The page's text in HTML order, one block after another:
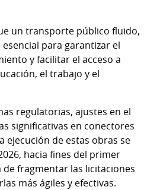
un transporte público fluido,
para garantizar el
y facilitar el acceso a
el trabajo y el
regulatorias, ajustes en el
significativas en conectores
ejecución de estas obras se
hacia fines del primer
de fragmentar las licitaciones
más ágiles y efectivas.